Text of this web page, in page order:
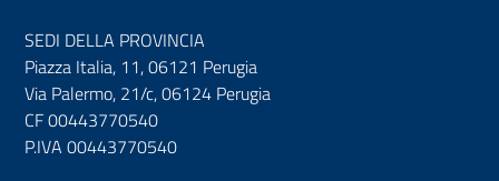
SEDI DELLA PROVINCIA
Piazza Italia, 11, 06121 Perugia
Via Palermo, 21/c, 06124 Perugia
CF 00443770540
P.IVA 00443770540